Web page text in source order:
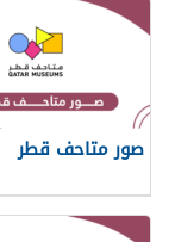
صور متاحف قطر